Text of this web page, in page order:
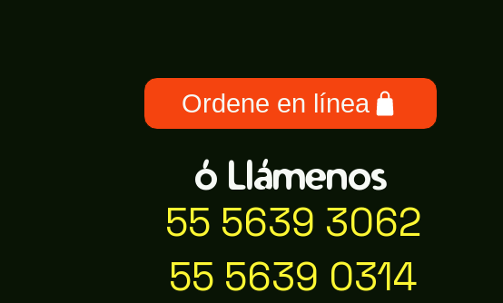
Ordene en línea
ó Llámenos
55 5639 3062
55 5639 0314